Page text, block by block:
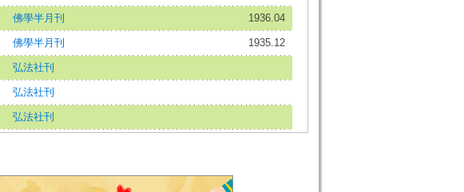
佛學半月刊 1936.04
佛學半月刊 1935.12
弘法社刊
弘法社刊
弘法社刊